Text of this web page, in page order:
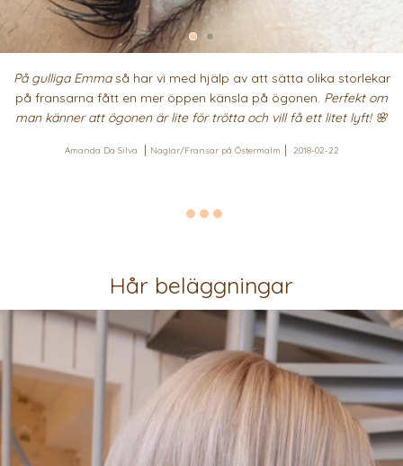
På gulliga Emmaså har vi med hjälp av att sätta olika storlekar
på fransarna fått en mer öppen känsla på ögonen. Perfekt om
man känner att ögonen är lite för trötta och vill få ett litet lyft! 🌸
Amanda Da Silva Naglar/Fransar på Östermalm 2018-02-22
Hår beläggningar